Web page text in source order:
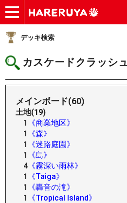
ショップ
買取
記事
デッキ検索
デッキ構築
選手一覧
店舗一覧
イベント
ヘルプ
お問い合わせ ログイン／
デッキ検索
カスケードクラッシ
メインボード(60)
土地(19)
1
《商業地区》
1
《森》
1
《迷路庭園》
1
《島》
4 《霧深い雨林》
1
《Taiga》
1
《轟音の滝》
1
《Tropical Island》